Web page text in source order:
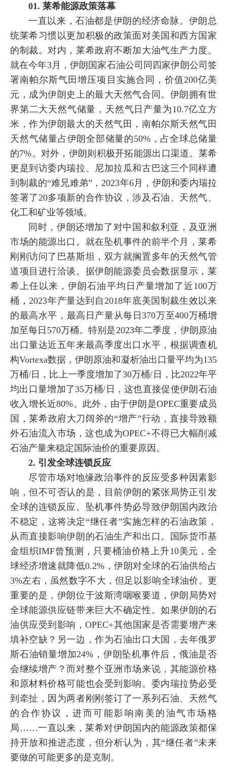
01. 莱希能源政策落幕
一直以来，石油都是伊朗的经济命脉。伊朗总
统莱希习惯以更加积极的政策面对美国和西方国家
的制裁。对内，莱希政府不断加大油气生产力度。
就在今年3月，伊朗国家石油公司同四家伊朗公司签
署南帕尔斯气田增压项目实施合同，价值200亿美
元，成为伊朗史上的最大天然气合同。伊朗拥有世
界第二大天然气储量，天然气日产量为10.7亿立方
米，作为伊朗最大的天然气田，南帕尔斯天然气田
天然气储量占伊朗全部储量的50%，占全球总储量
的7%。对外，伊朗则积极开拓能源出口渠道。莱希
更是到访委内瑞拉、尼加拉瓜和古巴这三个同样遭
到制裁的“难兄难弟”，2023年6月，伊朗和委内瑞拉
签署了20多项新的合作协议，涉及石油、天然气、
化工和矿业等领域。
同时，伊朗还增加了对中国和叙利亚，及亚洲
市场的能源出口。就在坠机事件的前半个月，莱希
刚刚访问了巴基斯坦，双方就搁置多年的天然气管
道项目进行洽谈。据伊朗能源委员会数据显示，莱
希上任以来，伊朗石油平均日产量增加了近100万
桶，2023年产量达到自2018年底美国制裁生效以来
的最高水平，最高日产量从每日370万至400万桶增
加至每日570万桶。特别是2023年二季度，伊朗原油
出口量达近五年来最高季度出口水平，根据调查机
构Vortexa数据，伊朗原油和凝析油出口量平均为135
万桶/日，比上一季度增加了30万桶/日，比2022年平
均出口量增加了35万桶/日，这也直接促使伊朗石油
收入增长近80%。此外，由于伊朗是OPEC重要成员
国，莱希政府大刀阔斧的“增产”行动，直接导致额
外石油流入市场，这也成为OPEC+不得已大幅削减
石油产量来稳定国际油价的重要原因。
2. 引发全球连锁反应
尽管市场对地缘政治事件的反应受多种因素影
响，但不可否认的是，目前伊朗的紧张局势正引发
全球的连锁反应。坠机事件势必导致伊朗国内政治
不稳定，这将决定“继任者”实施怎样的石油政策，
从而直接影响伊朗的石油生产和出口。国际货币基
金组织IMF曾预测，只要桶油价格上升10美元，全
球经济增速就降低0.2%，伊朗对全球的石油供给占
3%左右，虽然数字不大，但足以影响全球油价。更
重要的是，伊朗位于波斯湾咽喉要道，伊朗局势对
全球能源供应链带来巨大不确定性。如果伊朗的石
油供应受到影响，OPEC+其他国家是否需要增产来
填补空缺？另一边，作为石油出口大国，去年俄罗
斯石油销量增加24%，伊朗坠机事件后，俄油是否
会继续增产？而对整个亚洲市场来说，其能源价格
和原材料价格可能也会受到影响。委内瑞拉势必受
到牵扯，因为两者刚刚签订了一系列石油、天然气
的合作协议，进而可能影响南美的油气市场格
局……一直以来，莱希对伊朗国内的能源政策都保
持开放和推进态度，但分析认为，其“继任者”未来
要做的可能更多的是克制。